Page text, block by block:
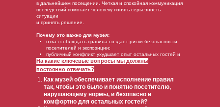
в дальнейшем посещении. Четкая и спокойная коммуникация
последствий помогает человеку понять серьезность
ситуации
и принять решение.
Почему это важно для музея:
отказ соблюдать правила создает риски безопасности
посетителей и экспозиции;
публичный конфликт ухудшает опыт остальных гостей и
репутацию музея.
Как музей обеспечивает исполнение правил
так, чтобы это было и понятно посетителю,
нарушающему нормы, и безопасно и
комфортно для остальных гостей?
На какие ключевые вопросы мы должны
постоянно отвечать?